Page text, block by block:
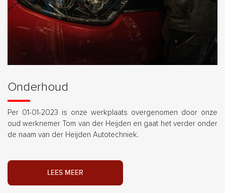
Onderhoud
Per 01-01-2023 is onze werkplaats overgenomen door onze
oud werknemer Tom van der Heijden en gaat het verder onder
de naam van der Heijden Autotechniek.
LEES MEER